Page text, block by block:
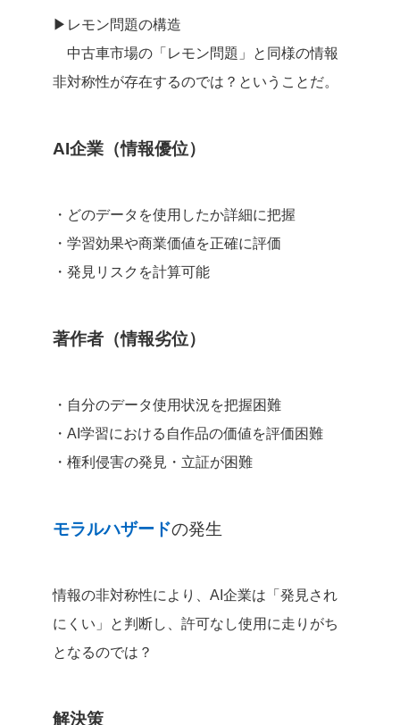
▶︎レモン問題の構造
中古車市場の「レモン問題」と同様の情報
非対称性が存在するのでは？ということだ。
AI企業（情報優位）
・どのデータを使用したか詳細に把握
・学習効果や商業価値を正確に評価
・発見リスクを計算可能
著作者（情報劣位）
・自分のデータ使用状況を把握困難
・AI学習における自作品の価値を評価困難
・権利侵害の発見・立証が困難
モラルハザードの発生
情報の非対称性により、AI企業は「発見され
にくい」と判断し、許可なし使用に走りがち
となるのでは？
解決策